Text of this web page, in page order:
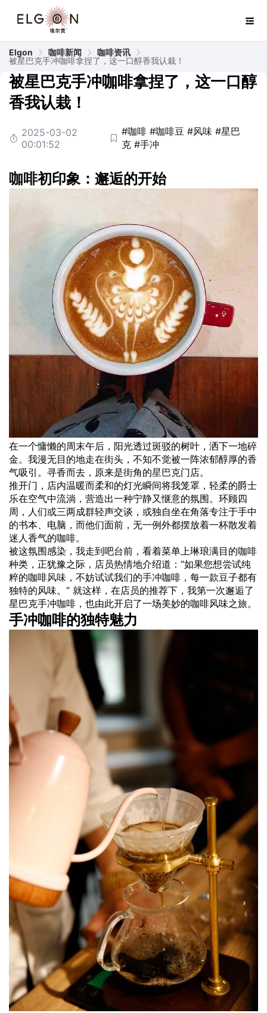
Elgon 咖啡新闻
咖啡资讯
被星巴克手冲咖啡拿捏了，这一口醇香我认栽！
被星巴克手冲咖啡拿捏了，这一口醇
香我认栽！
2025-03-02
00:01:52
#咖啡 #咖啡豆 #风味 #星巴
克 #手冲
咖啡初印象：邂逅的开始
在一个慵懒的周末午后，阳光透过斑驳的树叶，洒下一地碎
金。我漫无目的地走在街头，不知不觉被一阵浓郁醇厚的香
气吸引。寻香而去，原来是街角的星巴克门店。
推开门，店内温暖而柔和的灯光瞬间将我笼罩，轻柔的爵士
乐在空气中流淌，营造出一种宁静又惬意的氛围。环顾四
周，人们或三两成群轻声交谈，或独自坐在角落专注于手中
的书本、电脑，而他们面前，无一例外都摆放着一杯散发着
迷人香气的咖啡。
被这氛围感染，我走到吧台前，看着菜单上琳琅满目的咖啡
种类，正犹豫之际，店员热情地介绍道：“如果您想尝试纯
粹的咖啡风味 ，不妨试试我们的手冲咖啡，每一款豆子都有
独特的风味。” 就这样，在店员的推荐下，我第一次邂逅了
星巴克手冲咖啡，也由此开启了一场美妙的咖啡风味之旅。
手冲咖啡的独特魅力